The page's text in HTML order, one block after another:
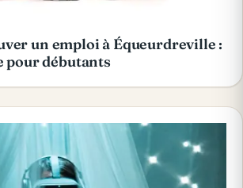
un emploi à Équeurdreville :
pour débutants